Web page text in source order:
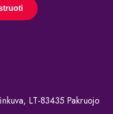
LT-83435 Pakruojo